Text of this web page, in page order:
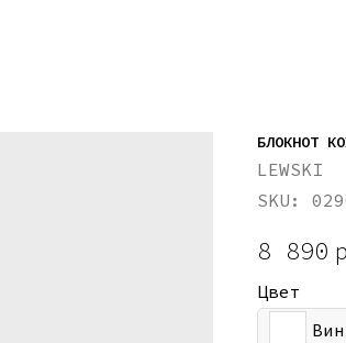
БЛОКНОТ
LEWSKI
SKU:
8 890
Цвет